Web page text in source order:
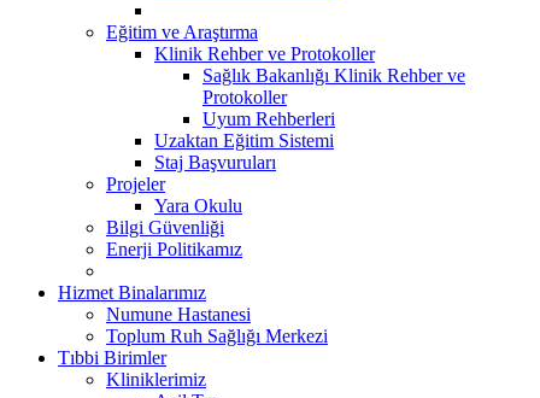
Eğitim ve Araştırma
Klinik Rehber ve Protokoller
Sağlık Bakanlığı Klinik Rehber ve
Protokoller
Uyum Rehberleri
Uzaktan Eğitim Sistemi
Staj Başvuruları
Projeler
Yara Okulu
Bilgi Güvenliği
Enerji Politikamız
Hizmet Binalarımız
Numune Hastanesi
Toplum Ruh Sağlığı Merkezi
Tıbbi Birimler
Kliniklerimiz